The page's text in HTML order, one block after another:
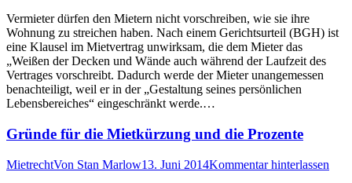
Vermieter dürfen den Mietern nicht vorschreiben, wie sie ihre
Wohnung zu streichen haben. Nach einem Gerichtsurteil (BGH) ist
eine Klausel im Mietvertrag unwirksam, die dem Mieter das
„Weißen der Decken und Wände auch während der Laufzeit des
Vertrages vorschreibt. Dadurch werde der Mieter unangemessen
benachteiligt, weil er in der „Gestaltung seines persönlichen
Lebensbereiches“ eingeschränkt werde.…
Gründe für die Mietkürzung und die Prozente
MietrechtVon Stan Marlow13. Juni 2014Kommentar hinterlassen